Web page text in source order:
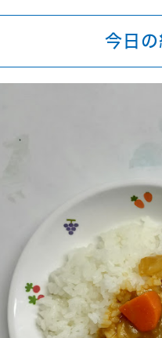
今日